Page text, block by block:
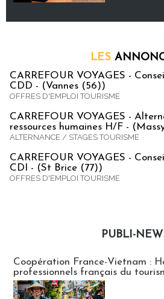
LES
CARREFOUR VOYAGES -
CDD - (Vannes (56))
OFFRES D'EMPLOI TOURISME
CARREFOUR VOYAGES -
ressources humaines H/F -
ALTERNANCE / STAGES TOURISME
CARREFOUR VOYAGES -
CDI - (St Brice (77))
OFFRES D'EMPLOI TOURISME
PUBLI-
Coopération France-Vietnam :
professionnels français du